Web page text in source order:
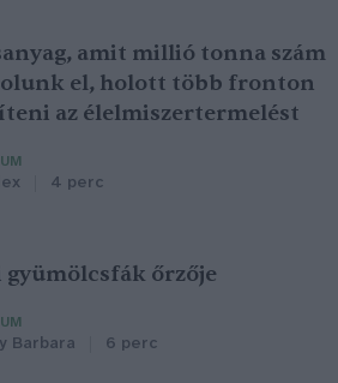
amit millió tonna szám
el, holott több fronton
az élelmiszertermelést
4 perc
gyümölcsfák őrzője
Barbara 6 perc